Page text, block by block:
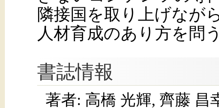
隣接国を取り上げなが
人材育成のあり方を問
書誌情報
著者: 高橋 光輝, 齊藤 昌